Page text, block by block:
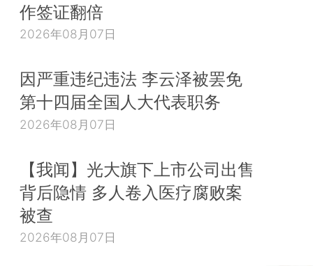
作签证翻倍
2026年08月07日
因严重违纪违法 李云泽被罢免
第十四届全国人大代表职务
2026年08月07日
【我闻】光大旗下上市公司出售
背后隐情 多人卷入医疗腐败案
被查
2026年08月07日